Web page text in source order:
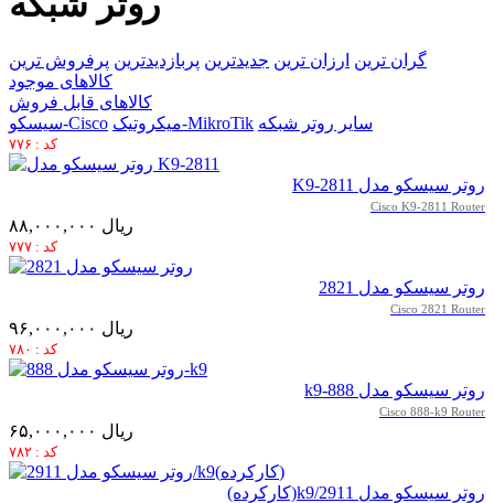
گران ترین ارزان ترین جدیدترین پربازدیدترین پرفروش ترین
کالاهای موجود
کالاهای قابل فروش
سیسکو-Cisco
میکروتیک-MikroTik سایر روتر شبکه
کد : ۷۷۶
روتر سیسکو مدل K9-2811
Cisco K9-2811 Router
۸۸,۰۰۰,۰۰۰ ریال
کد : ۷۷۷
روتر سیسکو مدل 2821
Cisco 2821 Router
۹۶,۰۰۰,۰۰۰ ریال
کد : ۷۸۰
روتر سیسکو مدل 888-k9
Cisco 888-k9 Router
۶۵,۰۰۰,۰۰۰ ریال
کد : ۷۸۲
روتر سیسکو مدل 2911/k9(کارکرده)